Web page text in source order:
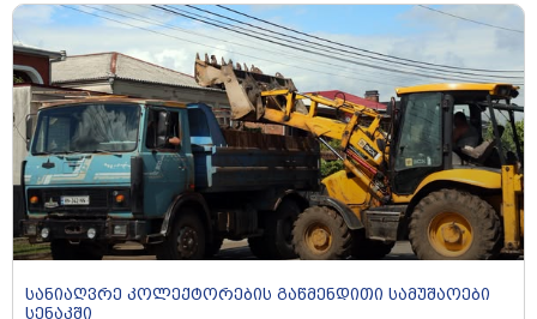
სანიაღვრე კოლექტორების გაწმენდითი სამუშაოები
სენაკში